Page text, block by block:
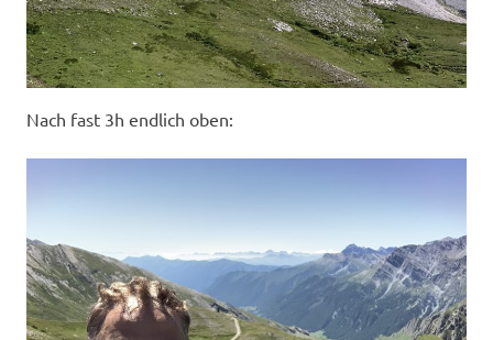
Nach fast 3h endlich oben: